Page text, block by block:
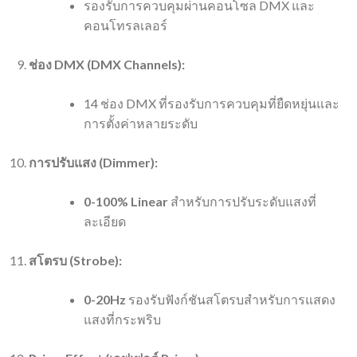
รองรับการควบคุมผ่านคอนโซล DMX และ
คอนโทรลเลอร์
ช่อง DMX (DMX Channels):
14 ช่อง DMX ที่รองรับการควบคุมที่ยืดหยุ่นและ
การตั้งค่าหลายระดับ
การปรับแสง (Dimmer):
0-100% Linearสำหรับการปรับระดับแสงที่
ละเอียด
สโตรบ (Strobe):
0-20Hz รองรับฟังก์ชันสโตรบสำหรับการแสดง
แสงที่กระพริบ